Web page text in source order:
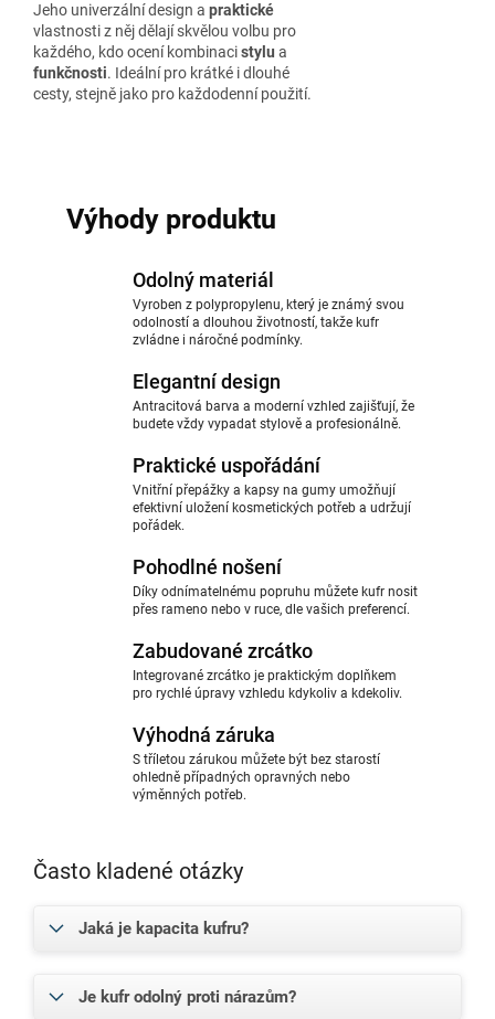
Jeho univerzální design a praktické
vlastnosti z něj dělají skvělou volbu pro
každého, kdo ocení kombinacistylu a
funkčnosti. Ideální pro krátké i dlouhé
cesty, stejně jako pro každodenní použití.
Výhody produktu
Odolný materiál
Vyroben z polypropylenu, který je známý svou
odolností a dlouhou životností, takže kufr
zvládne i náročné podmínky.
Elegantní design
Antracitová barva a moderní vzhled zajišťují, že
budete vždy vypadat stylově a profesionálně.
Praktické uspořádání
Vnitřní přepážky a kapsy na gumy umožňují
efektivní uložení kosmetických potřeb a udržují
pořádek.
Pohodlné nošení
Díky odnímatelnému popruhu můžete kufr nosit
přes rameno nebo v ruce, dle vašich preferencí.
Zabudované zrcátko
Integrované zrcátko je praktickým doplňkem
pro rychlé úpravy vzhledu kdykoliv a kdekoliv.
Výhodná záruka
S tříletou zárukou můžete být bez starostí
ohledně případných opravných nebo
výměnných potřeb.
Často kladené otázky
Jaká je kapacita kufru?
Je kufr odolný proti nárazům?